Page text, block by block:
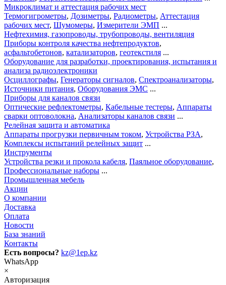
Микроклимат и аттестация рабочих мест
Термогигрометры, Дозиметры, Радиометры, Аттестация
рабочих мест, Шумомеры, Измерители ЭМП ...
Нефтехимия, газопроводы, трубопроводы, вентиляция
Приборы контроля качества нефтепродуктов,
асфальтобетонов, катализаторов, геотекстиля ...
Оборудование для разработки, проектирования, испытания и
анализа радиоэлектроники
Осциллографы, Генераторы сигналов, Спектроанализаторы,
Источники питания, Оборудования ЭМС ...
Приборы для каналов связи
Оптические рефлектометры, Кабельные тестеры, Аппараты
сварки оптоволокна, Анализаторы каналов связи ...
Релейная защита и автоматика
Аппараты прогрузки первичным током, Устройства РЗА,
Комплексы испытаний релейных защит ...
Инструменты
Устройства резки и прокола кабеля, Паяльное оборудование,
Профессиональные наборы ...
Промышленная мебель
Акции
О компании
Доставка
Оплата
Новости
База знаний
Контакты
Есть вопросы? kz@1ep.kz
WhatsApp
×
Авторизация